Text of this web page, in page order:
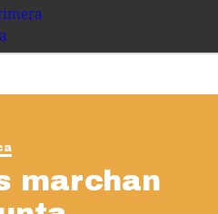
marchan